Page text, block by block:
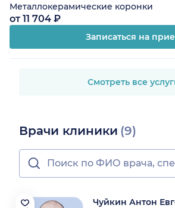
Металлокерамические коронки
от 11 704 ₽
Записаться на
Смотреть все
Врачи клиники (9)
Чуйкин Антон